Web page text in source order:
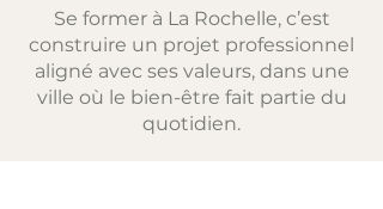
Se former à La Rochelle, c’est
construire un projet professionnel
aligné avec ses valeurs, dans une
ville où le bien-être fait partie du
quotidien.